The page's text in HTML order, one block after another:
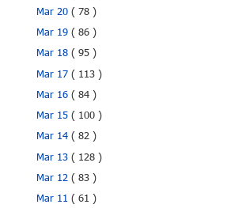
Mar 20( 78 )
Mar 19( 86 )
Mar 18( 95 )
Mar 17( 113 )
Mar 16( 84 )
Mar 15( 100 )
Mar 14( 82 )
Mar 13( 128 )
Mar 12( 83 )
Mar 11( 61 )